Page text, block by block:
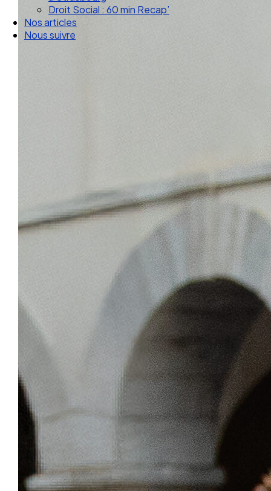
Droit Social : 60 min Recap’
Nos articles
Nous suivre